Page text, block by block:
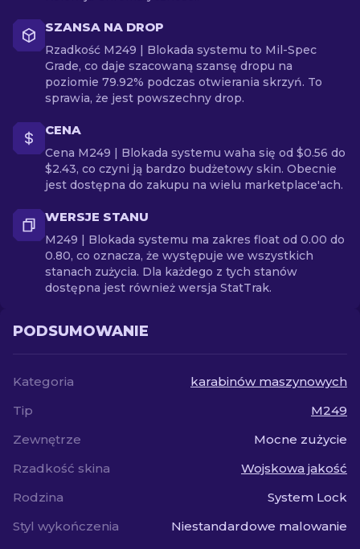
SZANSA NA DROP
Rzadkość M249 | Blokada systemu to Mil-Spec
Grade, co daje szacowaną szansę dropu na
poziomie 79.92% podczas otwierania skrzyń. To
sprawia, że jest powszechny drop.
CENA
Cena M249 | Blokada systemu waha się od $0.56 do
$2.43, co czyni ją bardzo budżetowy skin. Obecnie
jest dostępna do zakupu na wielu marketplace'ach.
WERSJE STANU
M249 | Blokada systemu ma zakres float od 0.00 do
0.80, co oznacza, że występuje we wszystkich
stanach zużycia. Dla każdego z tych stanów
dostępna jest również wersja StatTrak.
PODSUMOWANIE
Kategoria
karabinów maszynowych
Tip
M249
Zewnętrze
Mocne zużycie
Rzadkość skina
Wojskowa jakość
Rodzina
System Lock
Styl wykończenia
Niestandardowe malowanie